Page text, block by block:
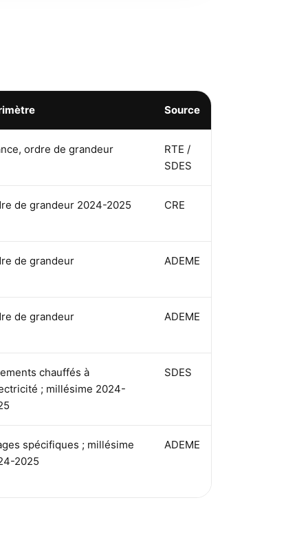
Source
ordre de grandeur
RTE /
SDES
de grandeur 2024-2025 CRE
de grandeur ADEME
de grandeur ADEME
chauffés à
; millésime 2024-
SDES
spécifiques ; millésime
2025
ADEME